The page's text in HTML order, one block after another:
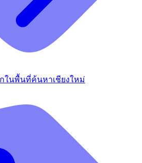
ในพื้นที่ค้นหาเชียงใหม่